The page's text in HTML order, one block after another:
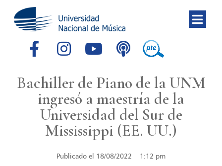
Bachiller de Piano de la UNM
ingresó a maestría de la
Universidad del Sur de
Mississippi (EE. UU.)
Publicado el 18/08/2022 1:12 pm